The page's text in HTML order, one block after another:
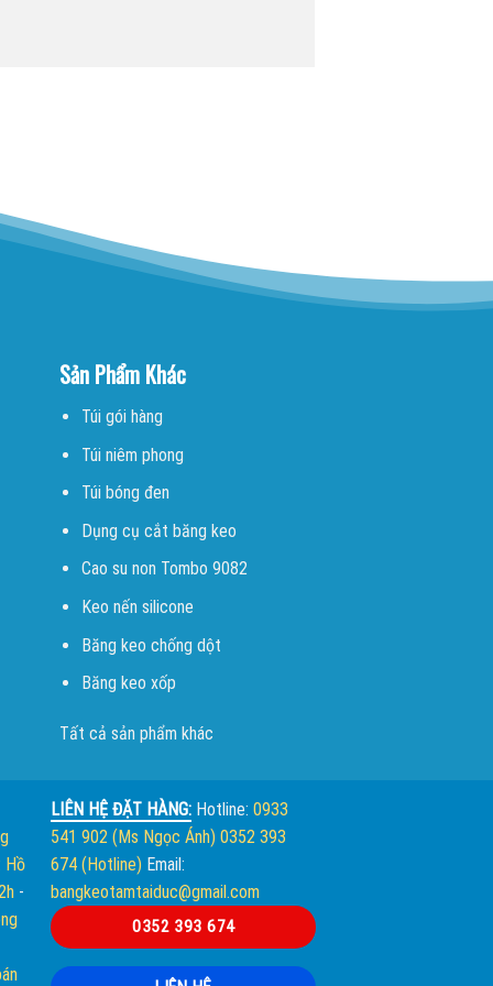
Sản Phẩm Khác
Túi gói hàng
Túi niêm phong
Túi bóng đen
Dụng cụ cắt băng keo
Cao su non Tombo 9082
Keo nến silicone
Băng keo chống dột
Băng keo xốp
Tất cả sản phẩm khác
Hồ
-
LIÊN HỆ ĐẶT HÀNG: Hotline:0933
541 902 (Ms Ngọc Ánh) 0352 393
674 (Hotline) Email:
bangkeotamtaiduc@gmail.com
0352 393 674